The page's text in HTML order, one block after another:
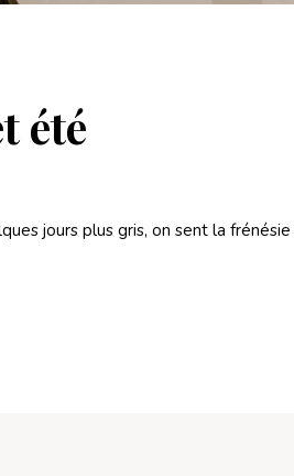
été
jours plus gris, on sent la